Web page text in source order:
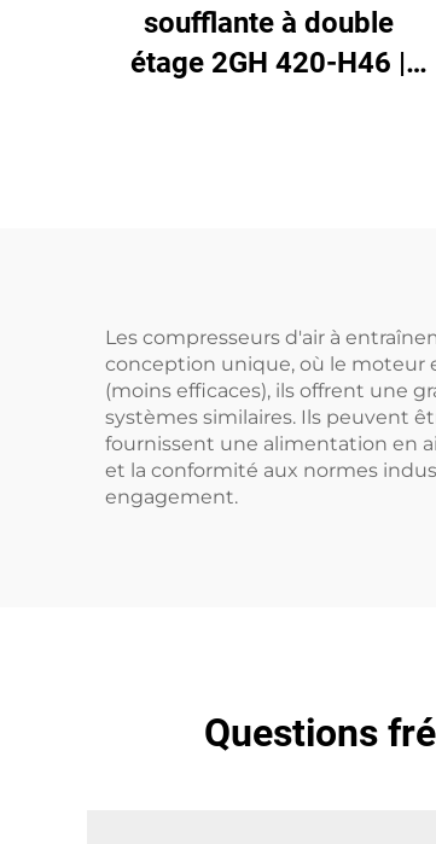
soufflante à double
étage 2GH 420-H46 |
Les compresseurs d'air à
conception unique, où le moteur
(moins efficaces), ils offrent une
systèmes similaires. Ils peuvent
fournissent une alimentation en
et la conformité aux normes
engagement.
Questions